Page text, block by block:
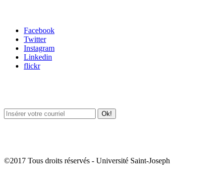
Facebook
Twitter
Instagram
Linkedin
flickr
©2017 Tous droits réservés - Université Saint-Joseph